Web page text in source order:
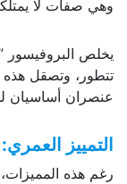
وهي صفات لا
يخلص البروفيسور
تتطور، وتصقل هذه
عنصران أساسيان
التمييز
رغم هذه